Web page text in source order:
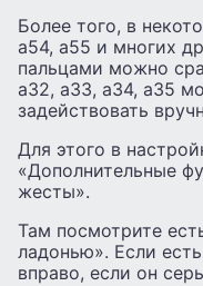
Более того, в
а54, а55 и многих
пальцами можно
а32, а33, а34, а35
задействовать
Для этого в
«Дополнительные
жесты».
Там посмотрите
ладонью». Если
вправо, если он